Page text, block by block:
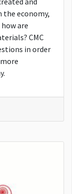
the economy,
are
CMC
in order